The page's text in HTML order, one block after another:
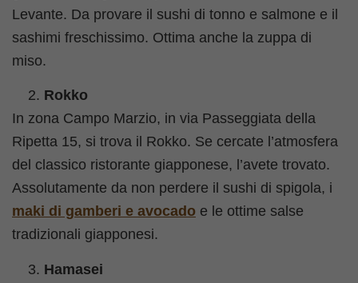
Levante. Da provare il sushi di tonno e salmone e il
sashimi freschissimo. Ottima anche la zuppa di
miso.
Rokko
In zona Campo Marzio, in via Passeggiata della
Ripetta 15, si trova il Rokko. Se cercate l’atmosfera
del classico ristorante giapponese, l’avete trovato.
Assolutamente da non perdere il sushi di spigola, i
maki di gamberi e avocado e le ottime salse
tradizionali giapponesi.
Hamasei